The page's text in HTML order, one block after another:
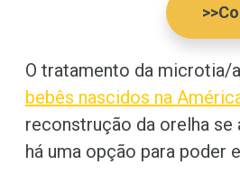
O tratamento da microtia/
bebês nascidos na
reconstrução da orelha se
há uma opção para poder